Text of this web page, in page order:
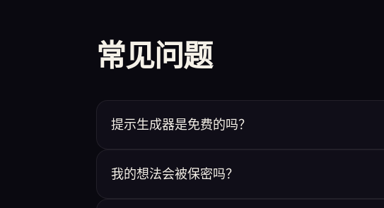
常见问题
提示生成器是免费的吗？
我的想法会被保密吗？